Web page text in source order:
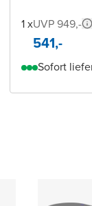
1 xUVP 949,-
541,-
Sofort